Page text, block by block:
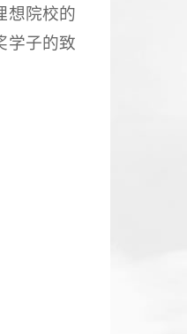
想院校的
学子的致